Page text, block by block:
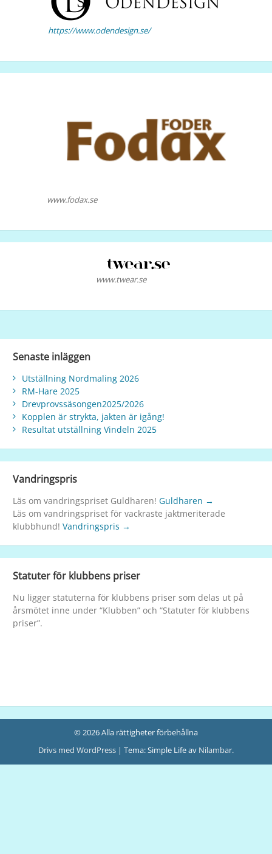
https://www.odendesign.se/
www.fodax.se
www.twear.se
Senaste inläggen
Utställning Nordmaling 2026
RM-Hare 2025
Drevprovssäsongen2025/2026
Kopplen är strykta, jakten är igång!
Resultat utställning Vindeln 2025
Vandringspris
Läs om vandringspriset Guldharen! Guldharen →
Läs om vandringspriset för vackraste jaktmeriterade
klubbhund! Vandringspris →
Statuter för klubbens priser
Nu ligger statuterna för klubbens priser som delas ut på
årsmötet inne under “Klubben” och “Statuter för klubbens
priser”.
© 2026 Alla rättigheter förbehållna
Drivs med WordPress | Tema: Simple Life av Nilambar.